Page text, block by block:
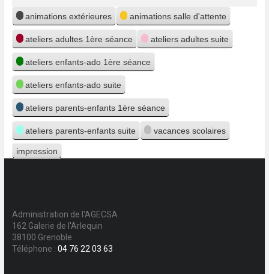
Catégories
animations extérieures animations salle d'attente
ateliers adultes 1ère séance ateliers adultes suite
ateliers enfants-ado 1ère séance
ateliers enfants-ado suite
ateliers parents-enfants 1ère séance
ateliers parents-enfants suite vacances scolaires
Vue
impression
Administration de l'AGECSA
162 Galerie de l'Arlequin
38100 Grenoble
Téléphone : 04 76 22 03 63